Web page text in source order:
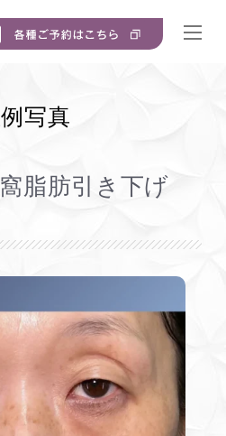
写真
脂肪引き下げ